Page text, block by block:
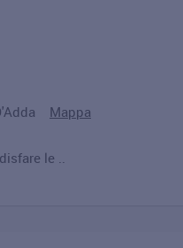
Mappa
le ..